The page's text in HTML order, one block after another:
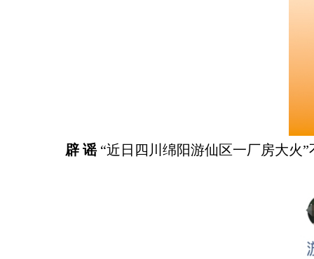
辟 谣 “近日四川绵阳游仙区一厂房大火”